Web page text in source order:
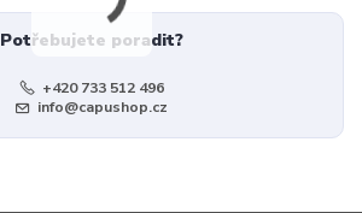
Potřebujete poradit?
+420 733 512 496
info@capushop.cz